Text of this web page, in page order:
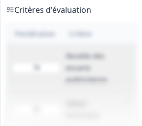
pour commercialiser les encarts.
(lettre accréditive fournie par
convenues et remise des fichiers aux
Respect du droit de regard de
Critères d'évaluation
Pondération Critère
Recette des
encarts
publicitaires